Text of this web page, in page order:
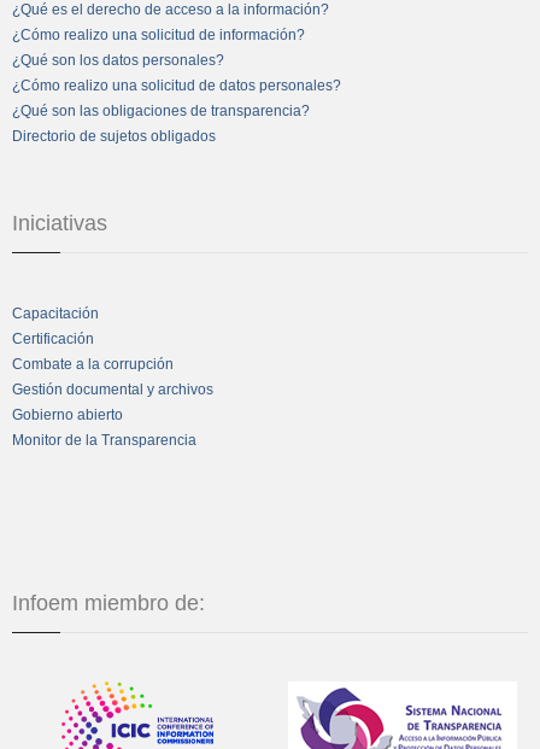
¿Qué es el derecho de acceso a la información?
¿Cómo realizo una solicitud de información?
¿Qué son los datos personales?
¿Cómo realizo una solicitud de datos personales?
¿Qué son las obligaciones de transparencia?
Directorio de sujetos obligados
Iniciativas
Capacitación
Certificación
Combate a la corrupción
Gestión documental y archivos
Gobierno abierto
Monitor de la Transparencia
Infoem miembro de: